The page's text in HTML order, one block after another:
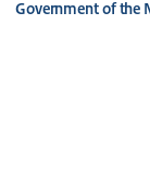
Government of the